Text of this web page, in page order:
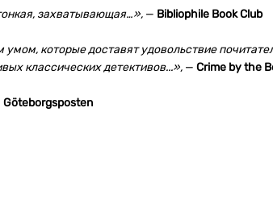
захватывающая…», — Bibliophile Book Club
которые доставят удовольствие
классических детективов...», — Crime by the
Göteborgsposten